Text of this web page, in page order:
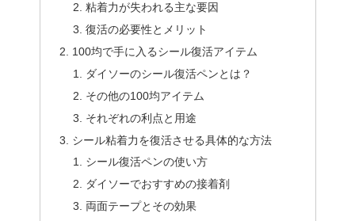
粘着力が失われる主な要因
復活の必要性とメリット
100均で手に入るシール復活アイテム
ダイソーのシール復活ペンとは？
その他の100均アイテム
それぞれの利点と用途
シール粘着力を復活させる具体的な方法
シール復活ペンの使い方
ダイソーでおすすめの接着剤
両面テープとその効果